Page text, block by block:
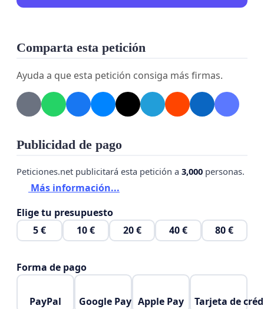
Comparta esta petición
Ayuda a que esta petición consiga más firmas.
Publicidad de pago
Peticiones.net publicitará esta petición a 3,000 personas.
Más información...
Elige tu presupuesto
5 €
10 € 20 € 40 € 80 €
Forma de pago
PayPal Google Pay Apple Pay Tarjeta de